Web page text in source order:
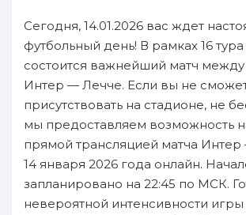
Сегодня, 14.01.2026 вас ждет
футбольный день! В рамках 16
состоится важнейший матч
Интер — Лечче. Если вы не
присутствовать на стадионе, не
мы предоставляем возможность
прямой трансляцией матча
14 января 2026 года онлайн.
запланировано на 22:45 по МСК.
невероятной интенсивности игры